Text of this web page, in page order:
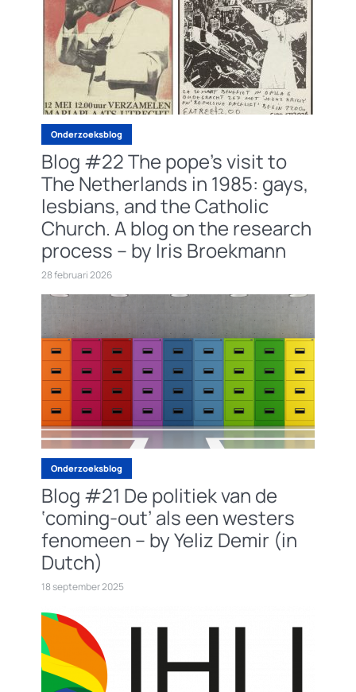
Onderzoeksblog
Blog #22 The pope’s visit to
The Netherlands in 1985: gays,
lesbians, and the Catholic
Church. A blog on the research
process – by Iris Broekmann
28 februari 2026
Onderzoeksblog
Blog #21 De politiek van de
‘coming-out’ als een westers
fenomeen – by Yeliz Demir (in
Dutch)
18 september 2025